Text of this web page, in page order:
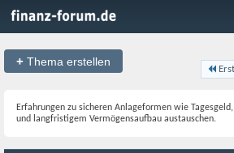
+ Thema erstellen
Erfahrungen zu sicheren Anlageformen wie
und langfristigem Vermögensaufbau austauschen.